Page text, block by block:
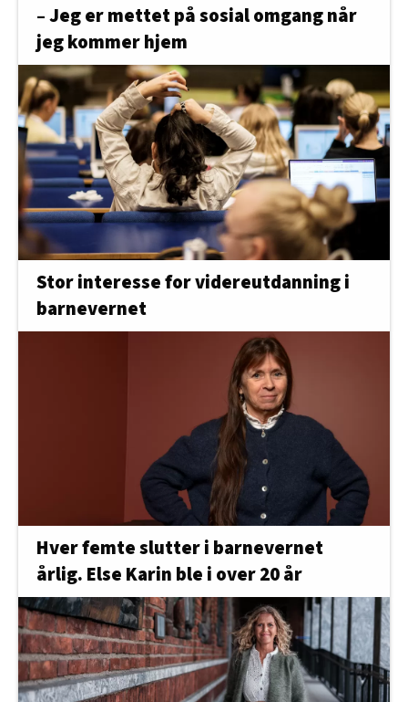
– Jeg er mettet på sosial omgang når
jeg kommer hjem
Stor interesse for videreutdanning i
barnevernet
Hver femte slutter i barnevernet
årlig. Else Karin ble i over 20 år